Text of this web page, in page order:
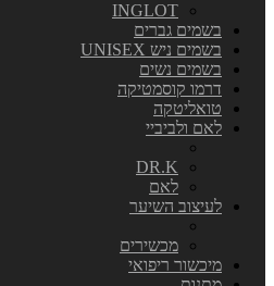
INGLOT
בשמים גברים
בשמים ניש UNISEX
בשמים נשים
דרמו קוסמטיקה
טואליטקה
לאם ולביביי
DR.K
לאם
לעיצוב השיער
מכשירים
מיכשור ריפואי